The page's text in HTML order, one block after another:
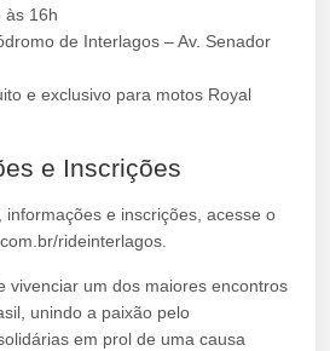
às 16h
de Interlagos – Av. Senador
e exclusivo para motos Royal
e Inscrições
informações e inscrições, acesse o
rideinterlagos
vivenciar um dos maiores encontros
unindo a paixão pelo
em prol de uma causa